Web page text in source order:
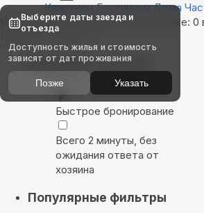
Квартиры Гостиницы Дома
Найдём, где остановиться в Утулике: 0
Показать на карте
Выбирайте лучшее
Быстрое бронирование
Всего 2 минуты, без
ожидания ответа от
хозяина
Популярные фильтры
Выберите даты заезда и
отъезда
Доступность жилья и стоимость
зависят от дат проживания
Позже Указать